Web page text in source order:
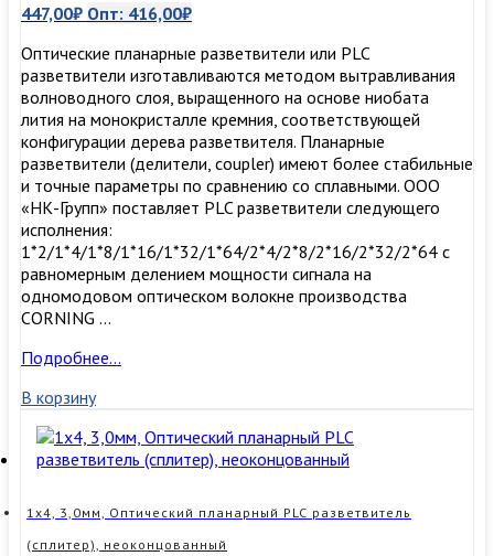
447,00₽ Опт: 416,00₽
Оптические планарные разветвители или PLC
разветвители изготавливаются методом вытравливания
волноводного слоя, выращенного на основе ниобата
лития на монокристалле кремния, соответствующей
конфигурации дерева разветвителя. Планарные
разветвители (делители, coupler) имеют более стабильные
и точные параметры по сравнению со сплавными. ООО
«НК-Групп» поставляет PLC разветвители следующего
исполнения:
1*2/1*4/1*8/1*16/1*32/1*64/2*4/2*8/2*16/2*32/2*64 с
равномерным делением мощности сигнала на
одномодовом оптическом волокне производства
CORNING …
1х4,
Оптический
планарный
PLC
разветвитель
SC/APC
Подробнее…
В корзину
1х4, 3,0мм, Оптический планарный PLC разветвитель
(сплитер), неоконцованный